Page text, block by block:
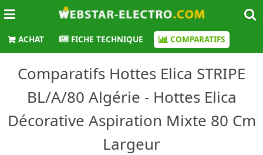
ACHAT FICHE TECHNIQUE COMPARATIFS
Comparatifs Hottes Elica STRIPE
BL/A/80 Algérie - Hottes Elica
Décorative Aspiration Mixte 80 Cm
Largeur